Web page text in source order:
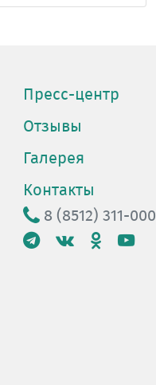
Пресс-центр
Отзывы
Галерея
Контакты
8 (8512) 311-000